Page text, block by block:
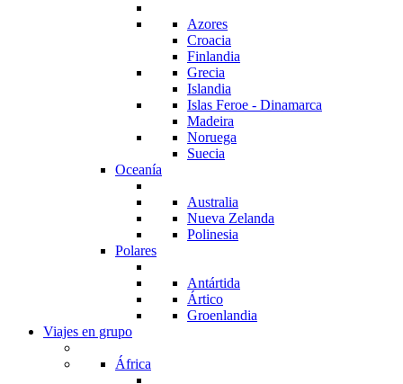
Azores
Croacia
Finlandia
Grecia
Islandia
Islas Feroe - Dinamarca
Madeira
Noruega
Suecia
Oceanía
Australia
Nueva Zelanda
Polinesia
Polares
Antártida
Ártico
Groenlandia
Viajes en grupo
África